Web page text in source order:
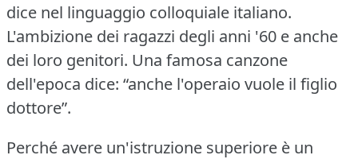
dice nel linguaggio colloquiale italiano.
L'ambizione dei ragazzi degli anni '60 e anche
dei loro genitori. Una famosa canzone
dell'epoca dice: “anche l'operaio vuole il figlio
dottore”.
Perché avere un'istruzione superiore è un